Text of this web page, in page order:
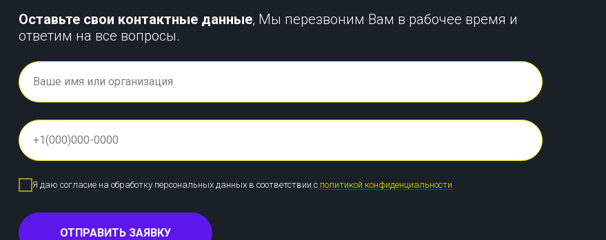
Оставьте свои контактные данные, Мы перезвоним Вам в рабочее время и
ответим на все вопросы.
Я даю согласие на обработку персональных данных в соответствии с политикой конфиденциальности
ОТПРАВИТЬ ЗАЯВКУ